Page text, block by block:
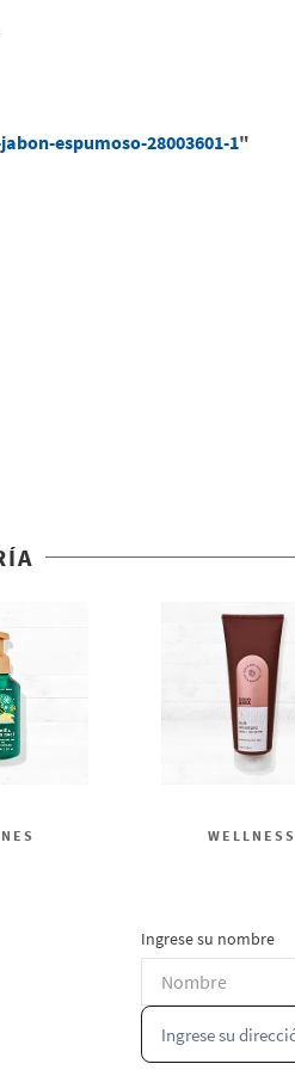
espumoso-28003601-1"
WELLNESS
Ingrese su nombre